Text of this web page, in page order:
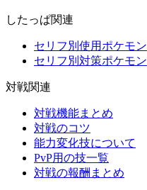
したっぱ関連
セリフ別使用ポケモン
セリフ別対策ポケモン
対戦関連
対戦機能まとめ
対戦のコツ
能力変化技について
PvP用の技一覧
対戦の報酬まとめ